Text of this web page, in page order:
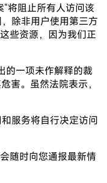
将阻止所有人访问该
除非用户使用第三方
些资源，因为我们正
的一项未作解释的裁
害。虽然法院表示，
服务将自行决定访问
随时向您通报最新情